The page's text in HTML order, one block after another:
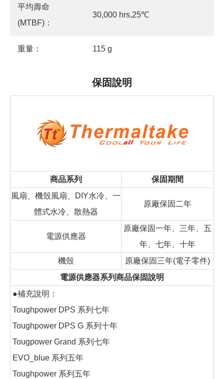
平均壽命
(MTBF)：
30,000 hrs,25℃
重量： 115 g
保固說明
商品系列
保固期間
風扇、機殼風扇、DIY水冷、一
體式水冷、散熱器
原廠保固二年
電源供應器
原廠保固一年、三年、五
年、七年、十年
機殼
原廠保固三年(電子零件)
電源供應器系列商品保固說明
●補充說明：
Toughpower DPS 系列七年
Toughpower DPS G 系列十年
Tougpower Grand 系列七年
EVO_blue 系列五年
Toughpower 系列五年